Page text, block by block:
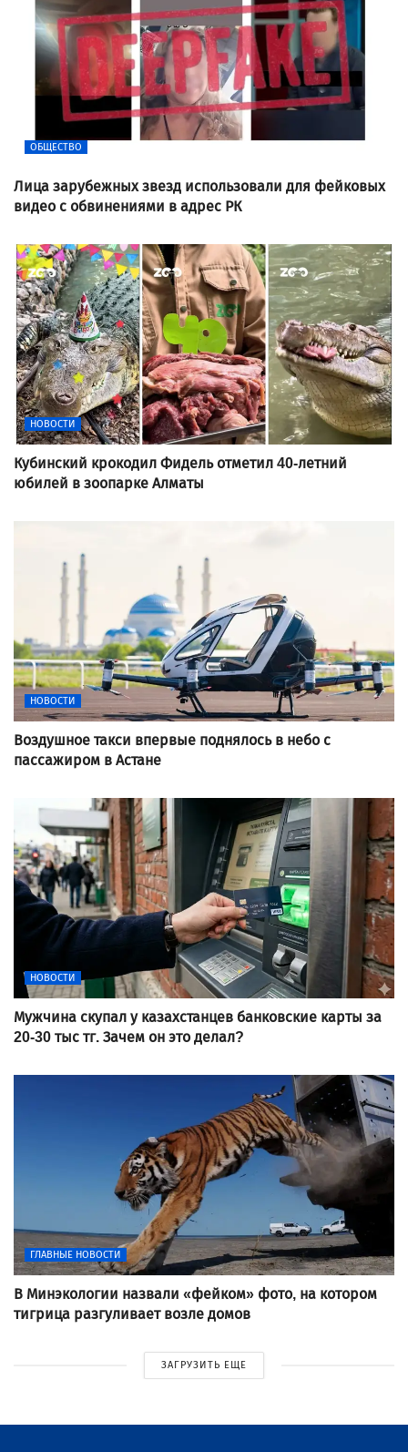
ОБЩЕСТВО
Лица зарубежных звезд использовали для фейковых
видео с обвинениями в адрес РК
НОВОСТИ
Кубинский крокодил Фидель отметил 40-летний
юбилей в зоопарке Алматы
НОВОСТИ
Воздушное такси впервые поднялось в небо с
пассажиром в Астане
НОВОСТИ
Мужчина скупал у казахстанцев банковские карты за
20-30 тыс тг. Зачем он это делал?
ГЛАВНЫЕ НОВОСТИ
В Минэкологии назвали «фейком» фото, на котором
тигрица разгуливает возле домов
ЗАГРУЗИТЬ ЕЩЕ